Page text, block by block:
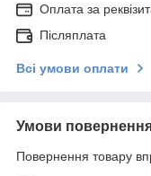
Оплата за
Післяплата
Всі умови оплати
Умови
Повернення товару